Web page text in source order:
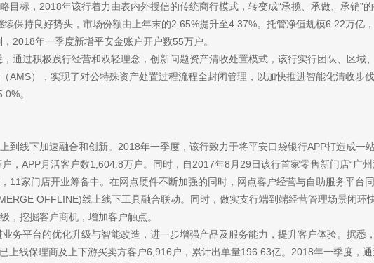
目标，2018年该行着力由表内外授信的传统商行模式，转变成“承揽、承做、承销”的
保持良好势头，市场份额由上年末的2.65%提升至4.37%。托管净值规模6.22万亿
2018年一季度新增平安金账户开户数55万户。
过积极践行经营和双轻理念，创新问题资产清收处置模式，该行实行团队、区域
AMS），实现了对公特殊资产处置过程流程全封闭管理，以加快推进智能化清收步
。
线下加速融合和创新。 2018年一季度，该行致力于将平安口袋银行APP打造成一
，APP月活客户数1,604.8万户。同时，自2017年8月29日该行首家零售新门店“广州
11家门店开业筹备中。在网点硬件不断加强的同时，网点客户经营与自助服务平台
OFFLINE)线上线下工具融合联动。同时，做实支行端到端经营管理场景闭环
，挖掘客户商机，增加客户触点。
平台的优化升级与智能改造，进一步增强产品及服务能力，提升客户体验。据悉，
上线保理商及上下游买卖方客户6,916户，累计出单量196.63亿。2018年一季度，